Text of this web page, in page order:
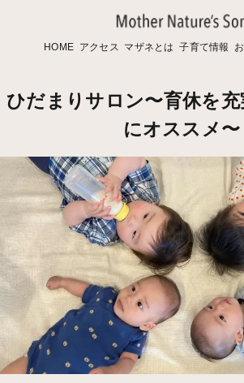
HOME アクセス マザネとは 子育て情報
ひだまりサロン〜育休を
にオススメ〜